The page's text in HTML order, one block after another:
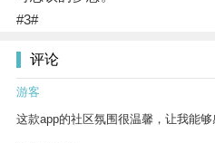
#3#
评论
游客
这款app的社区氛围很温馨，让我能够